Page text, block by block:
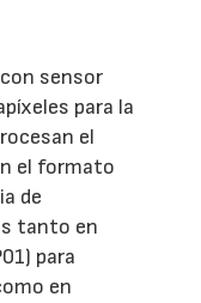
sensor
para la
el
el formato
de
tanto en
para
en